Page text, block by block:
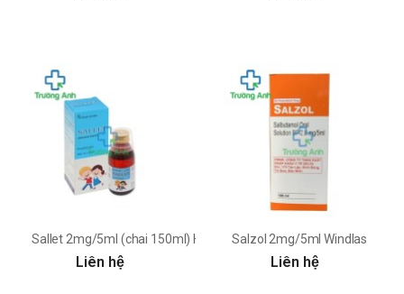
Sallet 2mg/5ml (chai 150ml) Hamedi
Liên hệ
Salzol 2mg/5ml Windlas
Liên hệ